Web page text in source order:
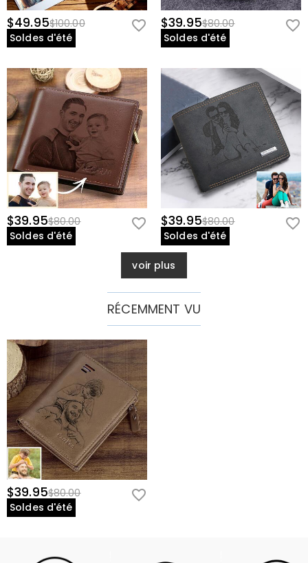
$49.95$100.00
Soldes d'été
$39.95$80.00
Soldes d'été
$39.95$80.00
Soldes d'été
$39.95$80.00
Soldes d'été
voir plus
RÉCEMMENT VU
$39.95$80.00
Soldes d'été